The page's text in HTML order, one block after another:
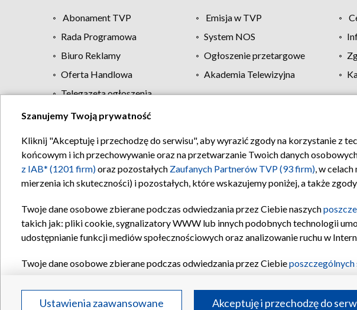
Abonament TVP Emisja w TVP
Rada Programowa
System NOS
Biuro Reklamy
Ogłoszenie przetargowe
Oferta Handlowa
Akademia Telewizyjna
Telegazeta ogłoszenia
Regulamin TVP Polityka prywatności
Szanujemy Twoją prywatność
Kliknij "Akceptuję i przechodzę do serwisu", aby wyrazić zgody na korzystanie z
końcowym i ich przechowywanie oraz na przetwarzanie Twoich danych
z IAB* (1201 firm)oraz pozostałych Zaufanych Partnerów TVP (93 firm), w
mierzenia ich skuteczności) i pozostałych, które wskazujemy poniżej, a także
Twoje dane osobowe zbierane podczas odwiedzania przez Ciebie naszych
takich jak: pliki cookie, sygnalizatory WWW lub innych podobnych technologii
udostępnianie funkcji mediów społecznościowych oraz analizowanie ruchu w
Twoje dane osobowe zbierane podczas odwiedzania przez Ciebie
Partnerów TVPdla realizacji następujących celów i funkcji: przechowywania
reklam, tworzenia profilu spersonalizowanych reklam, tworzenia profilu
Ustawienia zaawansowane Akceptuję i przechodzę do